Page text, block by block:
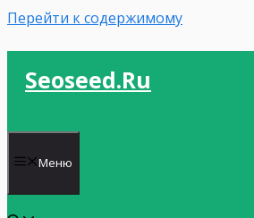
Перейти к содержимому
Seoseed.ru
Меню